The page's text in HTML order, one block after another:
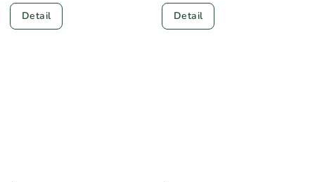
Detail Detail